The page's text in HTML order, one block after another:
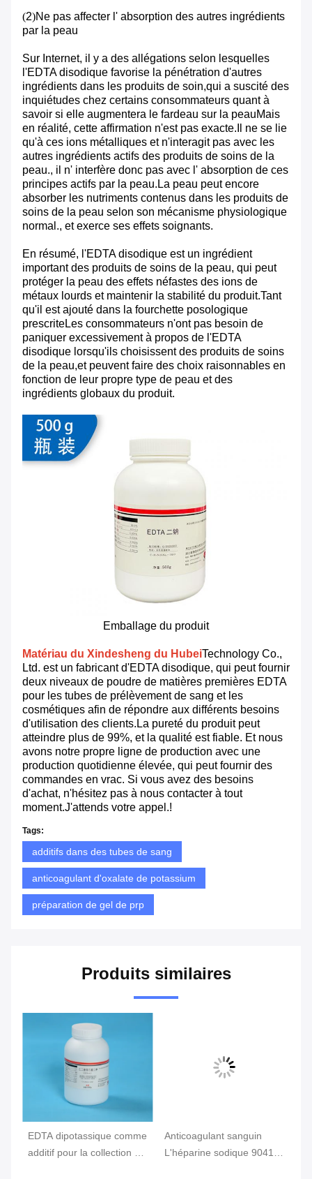
(2)Ne pas affecter l' absorption des autres ingrédients
par la peau
Sur Internet, il y a des allégations selon lesquelles
l'EDTA disodique favorise la pénétration d'autres
ingrédients dans les produits de soin,qui a suscité des
inquiétudes chez certains consommateurs quant à
savoir si elle augmentera le fardeau sur la peauMais
en réalité, cette affirmation n'est pas exacte.Il ne se lie
qu'à ces ions métalliques et n'interagit pas avec les
autres ingrédients actifs des produits de soins de la
peau., il n' interfère donc pas avec l' absorption de ces
principes actifs par la peau.La peau peut encore
absorber les nutriments contenus dans les produits de
soins de la peau selon son mécanisme physiologique
normal., et exerce ses effets soignants.
En résumé, l'EDTA disodique est un ingrédient
important des produits de soins de la peau, qui peut
protéger la peau des effets néfastes des ions de
métaux lourds et maintenir la stabilité du produit.Tant
qu'il est ajouté dans la fourchette posologique
prescriteLes consommateurs n'ont pas besoin de
paniquer excessivement à propos de l'EDTA
disodique lorsqu'ils choisissent des produits de soins
de la peau,et peuvent faire des choix raisonnables en
fonction de leur propre type de peau et des
ingrédients globaux du produit.
Emballage du produit
Matériau du Xindesheng du HubeiTechnology Co.,
Ltd. est un fabricant d'EDTA disodique, qui peut fournir
deux niveaux de poudre de matières premières EDTA
pour les tubes de prélèvement de sang et les
cosmétiques afin de répondre aux différents besoins
d'utilisation des clients.La pureté du produit peut
atteindre plus de 99%, et la qualité est fiable. Et nous
avons notre propre ligne de production avec une
production quotidienne élevée, qui peut fournir des
commandes en vrac. Si vous avez des besoins
d'achat, n'hésitez pas à nous contacter à tout
moment.J'attends votre appel.!
Tags:
additifs dans des tubes de sang
anticoagulant d'oxalate de potassium
préparation de gel de prp
Produits similaires
EDTA dipotassique comme
additif pour la collection de
Anticoagulant sanguin
L'héparine sodique 9041-